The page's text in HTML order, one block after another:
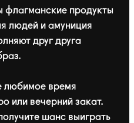
флагманские продукты
людей и амуниция
друг друга
любимое время
или вечерний закат.
шанс выиграть